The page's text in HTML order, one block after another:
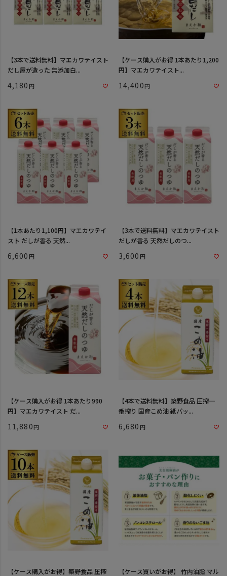
【3本で送料無料】マエカワテイスト
だし屋が造った 無添加白...
4,180
【ケース購入がお得 1本あたり1,200
円】マエカワテイスト...
14,400
【1本あたり1,100円】マエカワテイ
スト だしが香る 天然...
6,600
【3本で送料無料】マエカワテイスト
だしが香る 天然だしのつ...
3,600
【ケース購入がお得 1本あたり990
円】マエカワテイスト だ...
11,880
【4本で送料無料】築野食品 圧搾一
番搾り 国産こめ油 紙パッ...
6,680
【ケース購入がお得】築野食品 圧搾
【ケース買いがお得】 竹内油脂 マル